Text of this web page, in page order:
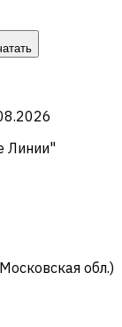
Линии"
обл.)